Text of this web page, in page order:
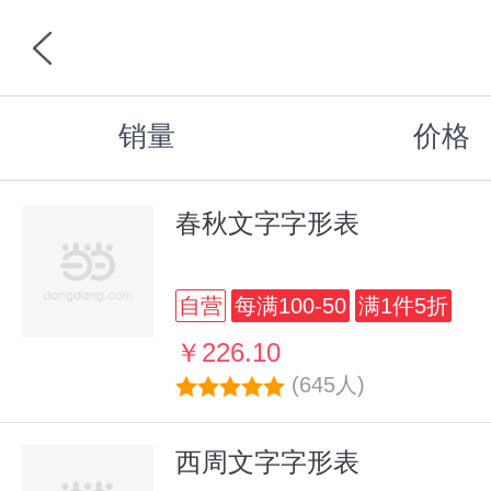
销量 价格
春秋文字字形表
自营 每满100-50 满1件5折
￥226.10
(645人)
西周文字字形表